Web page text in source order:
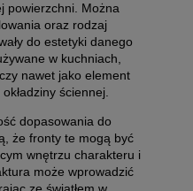
powierzchni. Można
oraz rodzaj
do estetyki danego
w kuchniach,
nawet jako element
ściennej.
dopasowania do
że fronty te mogą być
wnętrzu charakteru i
może wprowadzić